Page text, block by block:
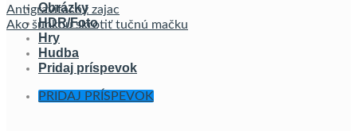
Obrázky
HDR/Foto
Hry
Hudba
Pridaj príspevok
PRIDAJ PRÍSPEVOK
Antigravitačný zajac
Ako šunkou skrotiť tučnú mačku